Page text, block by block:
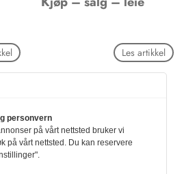
Les artikkel
personvern
på vårt nettsted bruker vi
på vårt nettsted. Du kan reservere